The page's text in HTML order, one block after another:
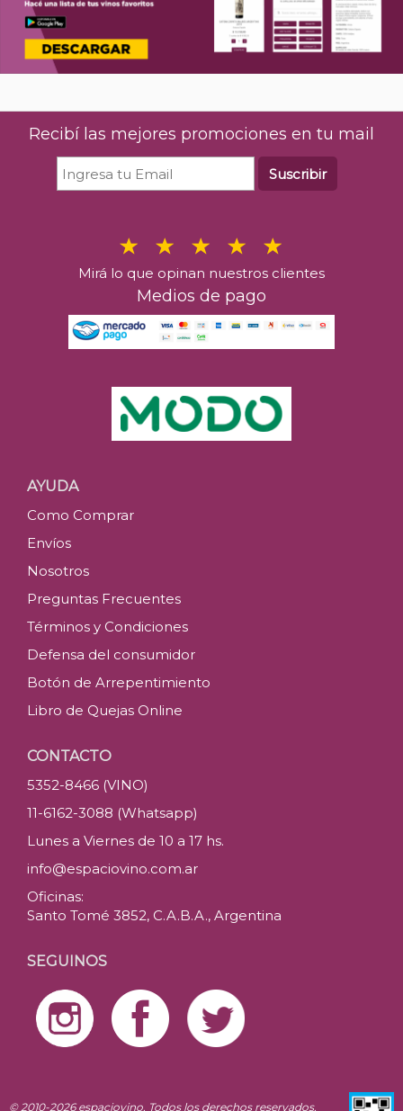
Recibí las mejores promociones en tu mail
Suscribir
Mirá lo que opinan nuestros clientes
Medios de pago
AYUDA
Como Comprar
Envíos
Nosotros
Preguntas Frecuentes
Términos y Condiciones
Defensa del consumidor
Botón de Arrepentimiento
Libro de Quejas Online
CONTACTO
5352-8466 (VINO)
11-6162-3088 (Whatsapp)
Lunes a Viernes de 10 a 17 hs.
info@espaciovino.com.ar
Oficinas:
Santo Tomé 3852, C.A.B.A., Argentina
SEGUINOS
© 2010-2026 espaciovino. Todos los derechos reservados.